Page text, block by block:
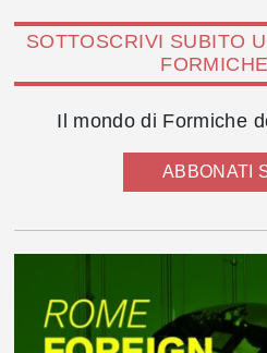
SOTTOSCRIVI SUBITO
Il mondo di Formiche
ABBONATI